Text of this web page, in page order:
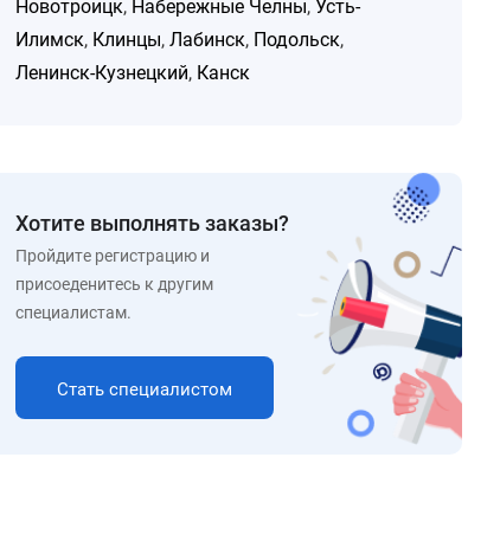
Новотроицк, Набережные Челны,Усть-
Илимск, Клинцы,Лабинск, Подольск,
Ленинск-Кузнецкий, Канск
Хотите выполнять заказы?
Пройдите регистрацию и
присоеденитесь к другим
специалистам.
Стать специалистом